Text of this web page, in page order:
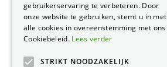
gebruikerservaring te verbeteren. Door
onze website te gebruiken, stemt u in met
alle cookies in overeenstemming met ons
Cookiebeleid. Lees verder
STRIKT NOODZAKELIJK